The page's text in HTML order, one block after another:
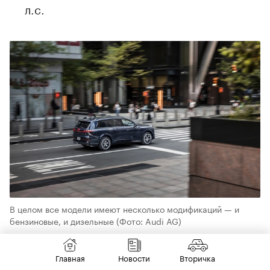
л.с.
В целом все модели имеют несколько модификаций — и
бензиновые, и дизельные(Фото: Audi AG)
Первая модификация уже анонсирована для
рынка Европы, а остальные две — для США.
Главная Новости Вторичка